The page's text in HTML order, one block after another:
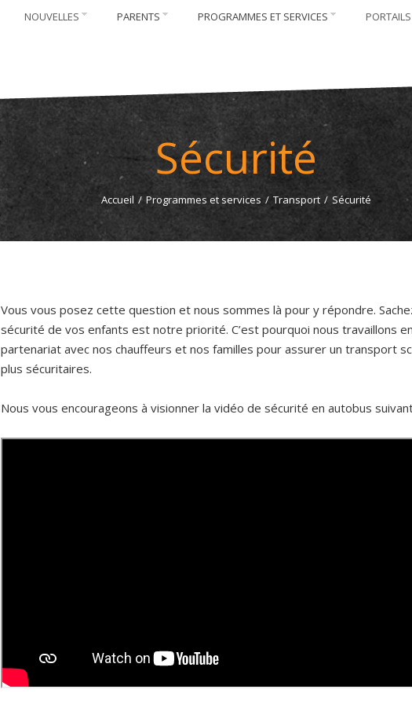
NOUVELLES PARENTS PROGRAMMES ET SERVICES PORTAILS
Sécurité
Accueil / Programmes et services / Transport / Sécurité
Vous vous posez cette question et nous sommes là pour y répondre.
sécurité de vos enfants est notre priorité. C’est pourquoi nous travaillons
partenariat avec nos chauffeurs et nos familles pour assurer un transport
plus sécuritaires.
Nous vous encourageons à visionner la vidéo de sécurité en autobus